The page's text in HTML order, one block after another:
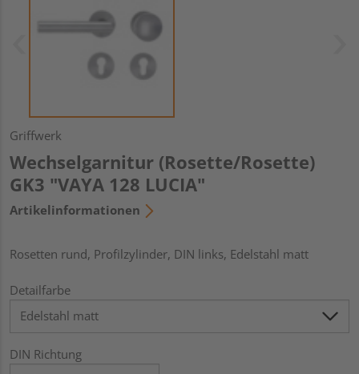
Griffwerk
Wechselgarnitur (Rosette/Rosette)
GK3 "VAYA 128 LUCIA"
Artikelinformationen
Rosetten rund, Profilzylinder, DIN links, Edelstahl matt
Detailfarbe
DIN Richtung